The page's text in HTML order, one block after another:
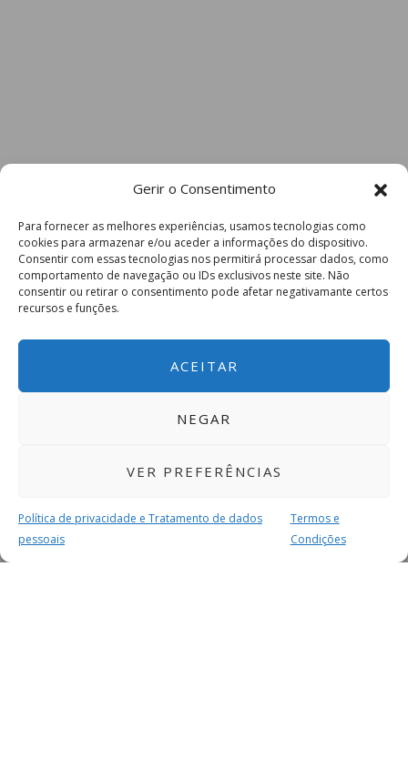
Gerir o Consentimento
Para fornecer as melhores experiências, usamos tecnologias como
cookies para armazenar e/ou aceder a informações do dispositivo.
Consentir com essas tecnologias nos permitirá processar dados, como
comportamento de navegação ou IDs exclusivos neste site. Não
consentir ou retirar o consentimento pode afetar negativamante certos
recursos e funções.
ACEITAR
NEGAR
VER PREFERÊNCIAS
Política de privacidade e Tratamento de dados
pessoais
Termos e
Condições